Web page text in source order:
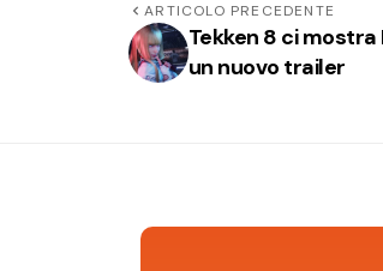
ARTICOLO PRECEDENTE
Tekken 8 ci
un nuovo trailer